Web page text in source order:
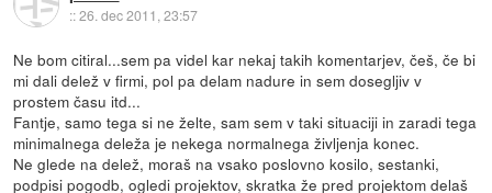
::26. dec 2011, 23:57
Ne bom citiral...sem pa videl kar nekaj takih komentarjev, češ, če bi
mi dali delež v firmi, pol pa delam nadure in sem dosegljiv v
prostem času itd...
Fantje, samo tega si ne želte, sam sem v taki situaciji in zaradi tega
minimalnega deleža je nekega normalnega življenja konec.
Ne glede na delež, moraš na vsako poslovno kosilo, sestanki,
podpisi pogodb, ogledi projektov, skratka že pred projektom delaš